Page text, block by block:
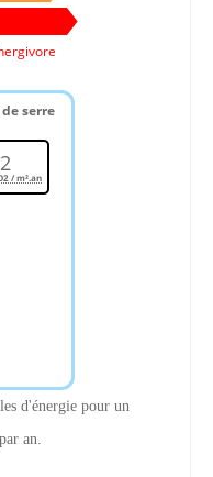
serre
2
/ m².an
d'énergie pour un
an.